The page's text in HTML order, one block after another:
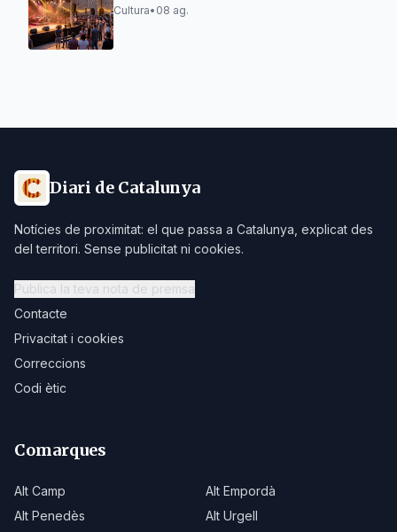
emergents
Cultura• 08 ag.
Diari de Catalunya
Notícies de proximitat: el que passa a Catalunya, explicat des
del territori. Sense publicitat ni cookies.
Publica la teva nota de premsa
Contacte
Privacitat i cookies
Correccions
Codi ètic
Comarques
Alt Camp
Alt Empordà
Alt Penedès
Alt Urgell